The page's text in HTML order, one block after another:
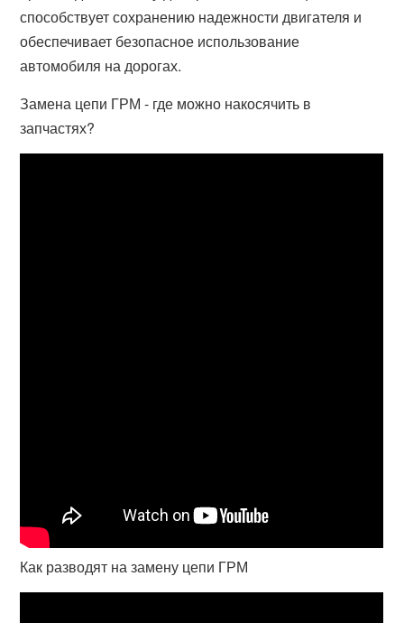
способствует сохранению надежности двигателя и
обеспечивает безопасное использование
автомобиля на дорогах.
Замена цепи ГРМ - где можно накосячить в
запчастях?
Как разводят на замену цепи ГРМ